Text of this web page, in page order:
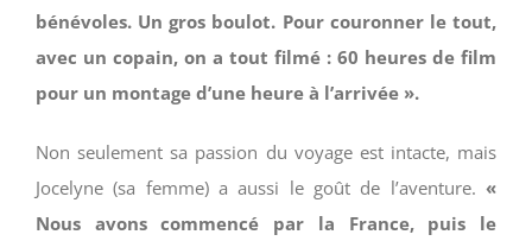
bénévoles. Un gros boulot. Pour couronner le tout,
avec un copain, on a tout filmé : 60 heures de film
pour un montage d’une heure à l’arrivée ».
Non seulement sa passion du voyage est intacte, mais
Jocelyne (sa femme) a aussi le goût de l’aventure. «
Nous avons commencé par la France, puis le